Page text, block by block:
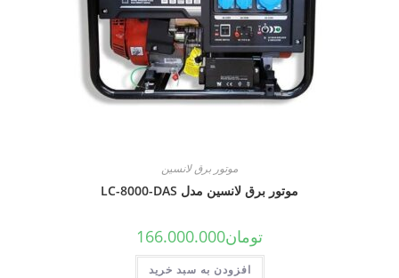
موتور برق لانسین
موتور برق لانسین مدل LC-8000-DAS
166.000.000
افزودن به سبد خرید